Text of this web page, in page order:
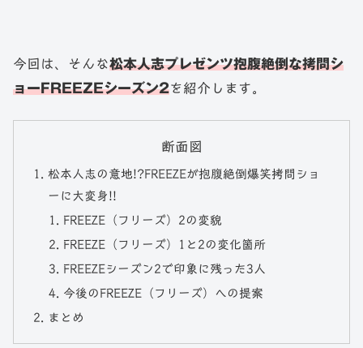
今回は、そんな松本人志プレゼンツ抱腹絶倒な拷問シ
ョーFREEZEシーズン2を紹介します。
断面図
松本人志の意地!?FREEZEが抱腹絶倒爆笑拷問ショ
ーに大変身!!
FREEZE（フリーズ）2の変貌
FREEZE（フリーズ）1と2の変化箇所
FREEZEシーズン2で印象に残った3人
今後のFREEZE（フリーズ）への提案
まとめ